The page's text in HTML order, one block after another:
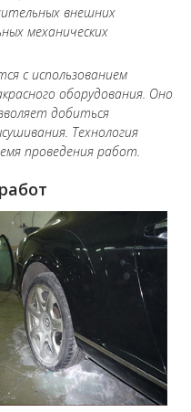
внешних
механических
с использованием
оборудования. Оно
добиться
Технология
проведения работ.